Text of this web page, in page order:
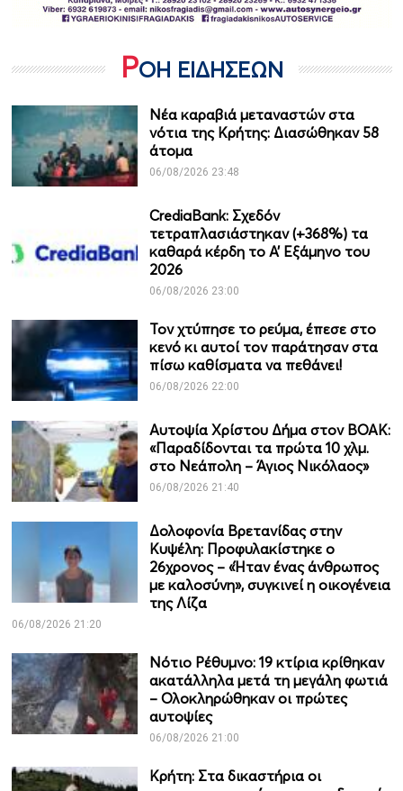
ΡΟΗ ΕΙΔΗΣΕΩΝ
Νέα καραβιά μεταναστών στα
νότια της Κρήτης: Διασώθηκαν 58
άτομα
06/08/2026 23:48
CrediaBank: Σχεδόν
τετραπλασιάστηκαν (+368%) τα
καθαρά κέρδη το Α’ Εξάμηνο του
2026
06/08/2026 23:00
Τον χτύπησε το ρεύμα, έπεσε στο
κενό κι αυτοί τον παράτησαν στα
πίσω καθίσματα να πεθάνει!
06/08/2026 22:00
Αυτοψία Χρίστου Δήμα στον ΒΟΑΚ:
«Παραδίδονται τα πρώτα 10 χλμ.
στο Νεάπολη – Άγιος Νικόλαος»
06/08/2026 21:40
Δολοφονία Βρετανίδας στην
Κυψέλη: Προφυλακίστηκε ο
26χρονος – «Ήταν ένας άνθρωπος
με καλοσύνη», συγκινεί η οικογένεια
της Λίζα
06/08/2026 21:20
Νότιο Ρέθυμνο: 19 κτίρια κρίθηκαν
ακατάλληλα μετά τη μεγάλη φωτιά
– Ολοκληρώθηκαν οι πρώτες
αυτοψίες
06/08/2026 21:00
Κρήτη: Στα δικαστήρια οι